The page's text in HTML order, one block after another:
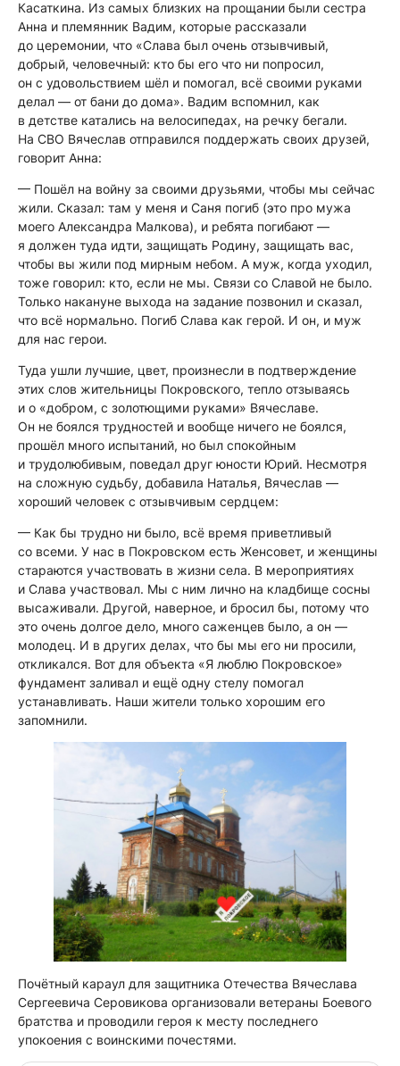
Касаткина. Из самых близких на прощании были сестра
Анна и племянник Вадим, которые рассказали
до церемонии, что «Слава был очень отзывчивый,
добрый, человечный: кто бы его что ни попросил,
он с удовольствием шёл и помогал, всё своими руками
делал — от бани до дома». Вадим вспомнил, как
в детстве катались на велосипедах, на речку бегали.
На СВО Вячеслав отправился поддержать своих друзей,
говорит Анна:
— Пошёл на войну за своими друзьями, чтобы мы сейчас
жили. Сказал: там у меня и Саня погиб (это про мужа
моего Александра Малкова), и ребята погибают —
я должен туда идти, защищать Родину, защищать вас,
чтобы вы жили под мирным небом. А муж, когда уходил,
тоже говорил: кто, если не мы. Связи со Славой не было.
Только накануне выхода на задание позвонил и сказал,
что всё нормально. Погиб Слава как герой. И он, и муж
для нас герои.
Туда ушли лучшие, цвет, произнесли в подтверждение
этих слов жительницы Покровского, тепло отзываясь
и о «добром, с золотющими руками» Вячеславе.
Он не боялся трудностей и вообще ничего не боялся,
прошёл много испытаний, но был спокойным
и трудолюбивым, поведал друг юности Юрий. Несмотря
на сложную судьбу, добавила Наталья, Вячеслав —
хороший человек с отзывчивым сердцем:
— Как бы трудно ни было, всё время приветливый
со всеми. У нас в Покровском есть Женсовет, и женщины
стараются участвовать в жизни села. В мероприятиях
и Слава участвовал. Мы с ним лично на кладбище сосны
высаживали. Другой, наверное, и бросил бы, потому что
это очень долгое дело, много саженцев было, а он —
молодец. И в других делах, что бы мы его ни просили,
откликался. Вот для объекта «Я люблю Покровское»
фундамент заливал и ещё одну стелу помогал
устанавливать. Наши жители только хорошим его
запомнили.
Почётный караул для защитника Отечества Вячеслава
Сергеевича Серовикова организовали ветераны Боевого
братства и проводили героя к месту последнего
упокоения с воинскими почестями.